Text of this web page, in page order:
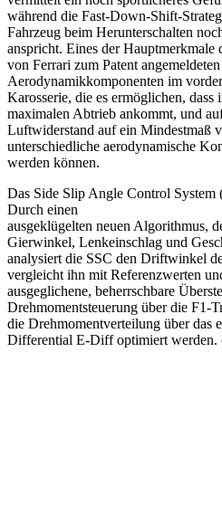
während die Fast-Down-Shift-
Fahrzeug beim Herunterschalten
anspricht. Eines der Hauptmerkmale
von Ferrari zum Patent
Aerodynamikkomponenten im
Karosserie, die es ermöglichen,
maximalen Abtrieb ankommt, und
Luftwiderstand auf ein Mindestmaß
unterschiedliche aerodynamische
werden können.
Das Side Slip Angle Control System
Durch einen
ausgeklügelten neuen Algorithmus,
Gierwinkel, Lenkeinschlag und
analysiert die SSC den Driftwinkel
vergleicht ihn mit Referenzwerten
ausgeglichene, beherrschbare
Drehmomentsteuerung über die F1-
die Drehmomentverteilung über das
Differential E-Diff optimiert werden.